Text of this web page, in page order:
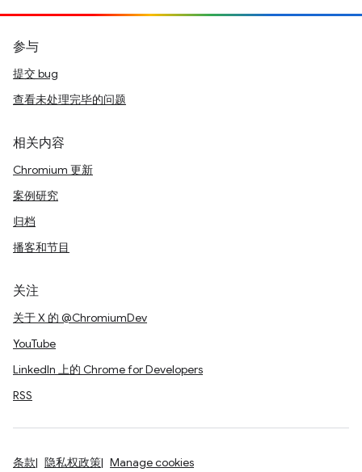
参与
提交 bug
查看未处理完毕的问题
相关内容
Chromium 更新
案例研究
归档
播客和节目
关注
关于 X 的 @ChromiumDev
YouTube
LinkedIn 上的 Chrome for Developers
RSS
条款 隐私权政策 Manage cookies